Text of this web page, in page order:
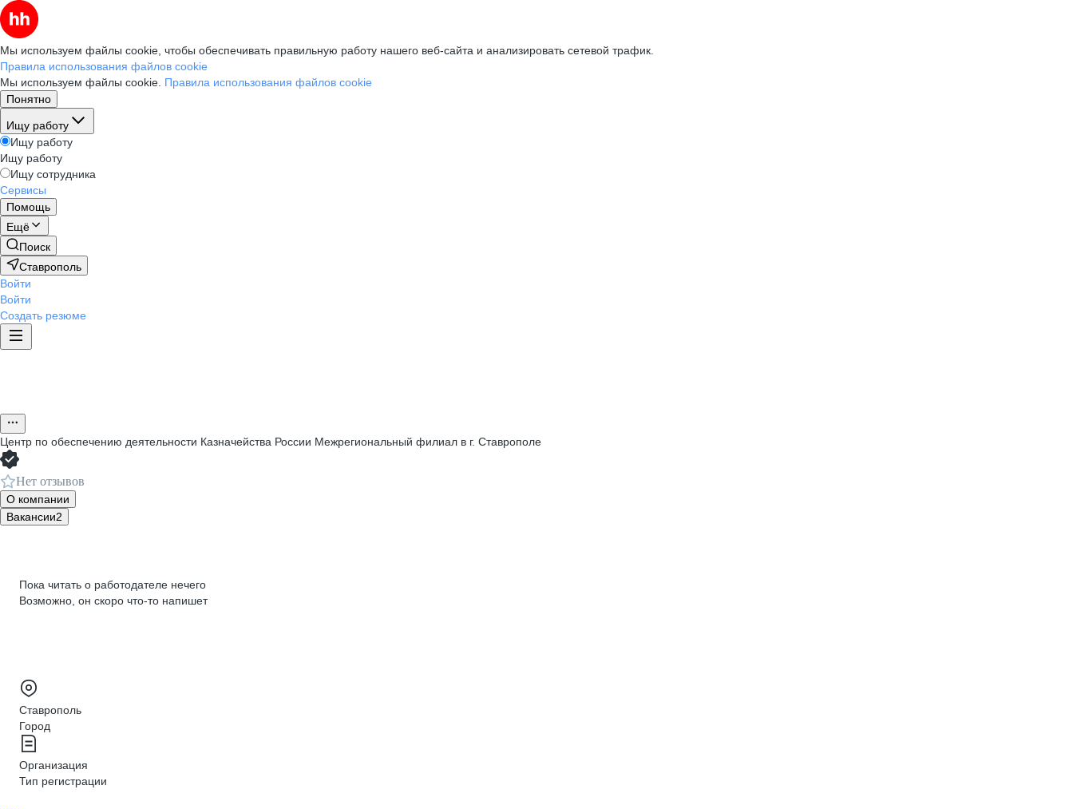
Мы используем файлы cookie, чтобы обеспечивать правильную работу нашего веб-сайта и анализировать сетевой трафик.
Правила использования файлов cookie
Мы используем файлы cookie. Правила использования файлов cookie
Понятно
Ищу работу
Ищу работу
Ищу работу
Ищу сотрудника
Сервисы
Помощь
Ещё
Поиск
Ставрополь
Войти
Войти
Создать резюме
Центр по обеспечению деятельности Казначейства России Межрегиональный филиал в г. Ставрополе
Нет отзывов
О компании
Вакансии2
Пока читать о работодателе нечего
Возможно, он скоро что‑то напишет
Ставрополь
Город
Организация
Тип регистрации